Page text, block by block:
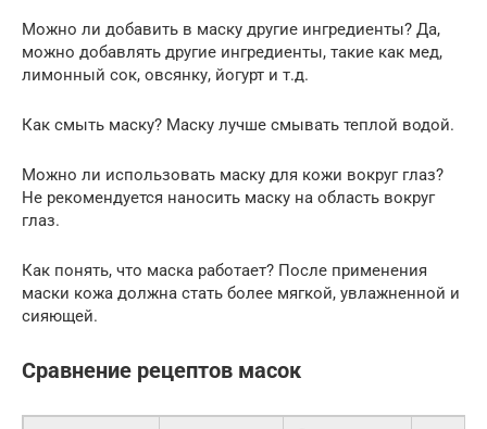
Можно ли добавить в маску другие ингредиенты? Да,
можно добавлять другие ингредиенты, такие как мед,
лимонный сок, овсянку, йогурт и т.д.
Как смыть маску? Маску лучше смывать теплой водой.
Можно ли использовать маску для кожи вокруг глаз?
Не рекомендуется наносить маску на область вокруг
глаз.
Как понять, что маска работает? После применения
маски кожа должна стать более мягкой, увлажненной и
сияющей.
Сравнение рецептов масок